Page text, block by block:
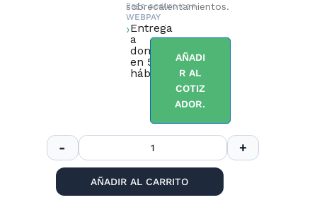
sobrecalentamientos.
Pago seguro con
WEBPAY
Entrega
a
domicilio
en 5 días
hábiles.
AÑADI
R AL
COTIZ
ADOR.
AÑADIR AL CARRITO